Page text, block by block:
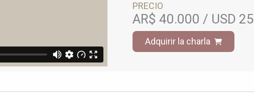
PRECIO
AR$ 40.000 / USD 25
Adquirir la charla